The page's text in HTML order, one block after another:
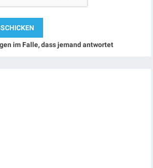
im Falle, dass jemand antwortet